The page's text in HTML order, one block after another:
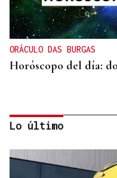
ORÁCULO DAS BURGAS
Horóscopo del día:
Lo último